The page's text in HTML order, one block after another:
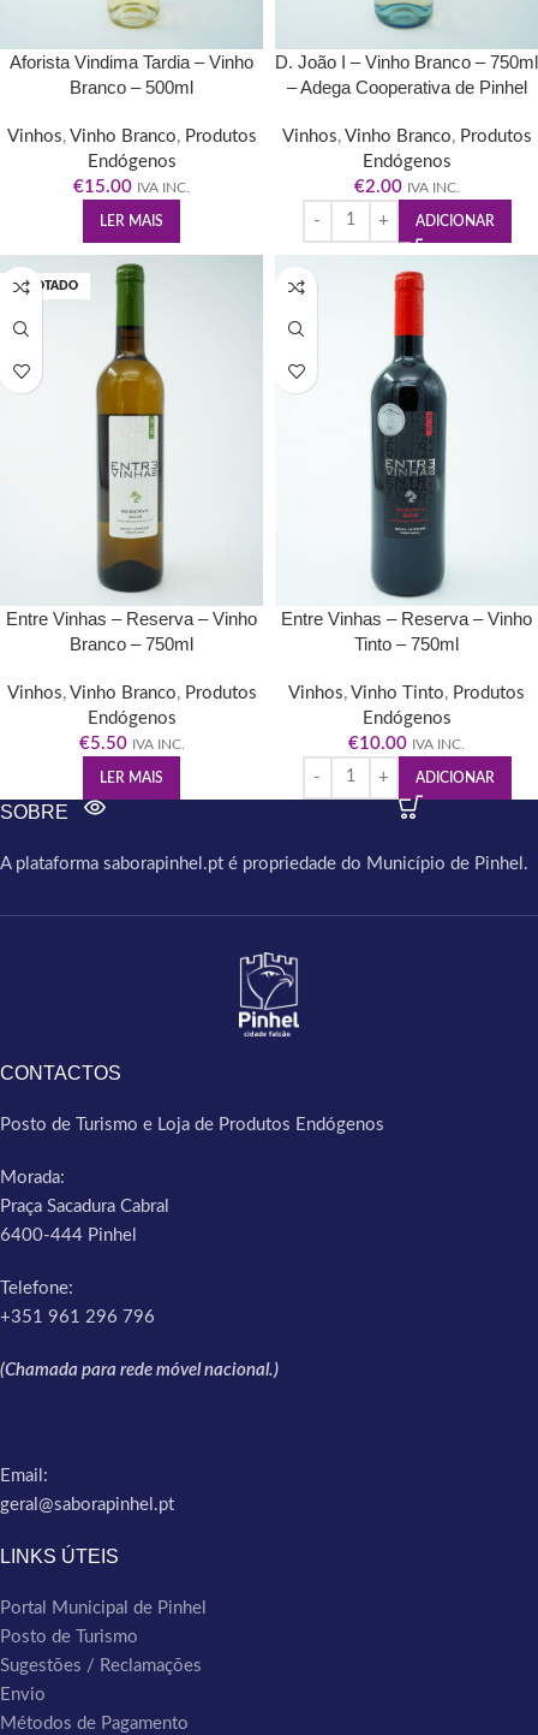
Aforista Vindima Tardia – Vinho
Branco – 500ml
Vinhos, Vinho Branco, Produtos
Endógenos
€15.00 IVA INC.
LER MAIS
D. João I – Vinho Branco – 750ml
– Adega Cooperativa de Pinhel
Vinhos, Vinho Branco, Produtos
Endógenos
€2.00 IVA INC.
ADICIONAR
ESGOTADO
Entre Vinhas – Reserva – Vinho
Branco – 750ml
Vinhos, Vinho Branco, Produtos
Endógenos
€5.50 IVA INC.
LER MAIS
Entre Vinhas – Reserva – Vinho
Tinto – 750ml
Vinhos, Vinho Tinto, Produtos
Endógenos
€10.00 IVA INC.
ADICIONAR
SOBRE
A plataforma saborapinhel.pt é propriedade do Município de Pinhel.
CONTACTOS
Posto de Turismo e Loja de Produtos Endógenos
Morada:
Praça Sacadura Cabral
6400-444 Pinhel
Telefone:
+351 961 296 796
(Chamada para rede móvel nacional.)
Email:
geral@saborapinhel.pt
LINKS ÚTEIS
Portal Municipal de Pinhel
Posto de Turismo
Sugestões / Reclamações
Envio
Métodos de Pagamento